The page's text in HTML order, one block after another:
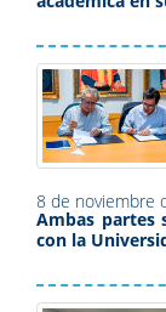
8 de noviembre
Ambas partes
con la